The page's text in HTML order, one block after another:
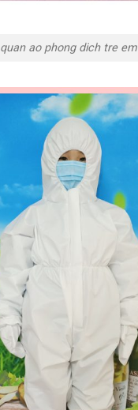
quan ao phong dich tre em